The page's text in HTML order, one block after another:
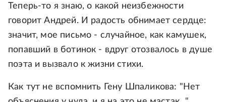
Теперь-то я знаю, о какой неизбежности
говорит Андрей. И радость обнимает сердце:
значит, мое письмо - случайное, как камушек,
попавший в ботинок - вдруг отозвалось в душе
поэта и вызвало к жизни стихи.
Как тут не вспомнить Гену Шпаликова: "Нет